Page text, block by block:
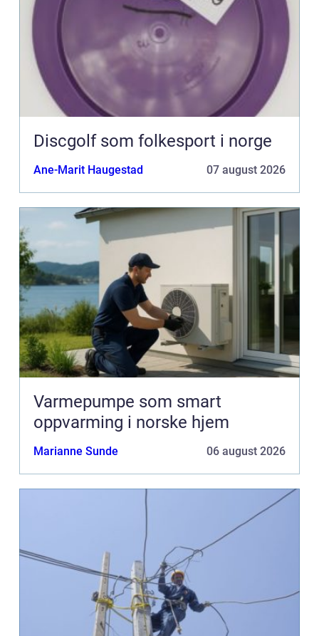
Discgolf som folkesport i norge
Ane-Marit Haugestad 07 august 2026
Varmepumpe som smart
oppvarming i norske hjem
Marianne Sunde 06 august 2026